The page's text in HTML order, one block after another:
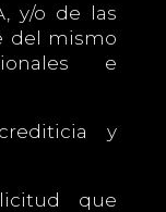
y/o de las
del mismo
e
y
que